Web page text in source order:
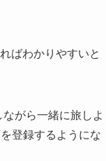
ばわかりやすいと
がら一緒に旅しよ
登録するようにな